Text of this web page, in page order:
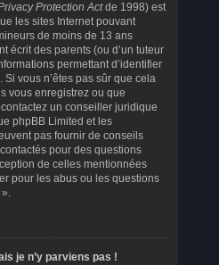
Protection Actde 1998) est
les sites Internet pouvant
de moins de 13 ans
écrit des parents (ou d’un tuteur
permettant d’identifier
vous n’êtes pas sûr que cela
vous enregistrez ou que
un conseiller juridique
phpBB Limited et les
pas fournir de conseils
pour des questions
de celles mentionnées
pour les abus ou les questions
je n’y parviens pas !